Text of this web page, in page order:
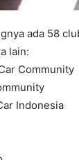
ada 58
lain:
Community
Indonesia